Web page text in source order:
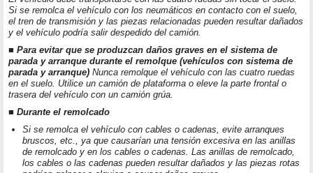
Si se remolca el vehículo con los neumáticos en contacto con el suelo,
el tren de transmisión y las piezas relacionadas pueden resultar dañados
y el vehículo podría salir despedido del camión.
■ Para evitar que se produzcan daños graves en el sistema de
parada y arranque durante el remolque (vehículos con sistema de
parada y arranque) Nunca remolque el vehículo con las cuatro ruedas
en el suelo. Utilice un camión de plataforma o eleve la parte frontal o
trasera del vehículo con un camión grúa.
■ Durante el remolcado
Si se remolca el vehículo con cables o cadenas, evite arranques
bruscos, etc., ya que causarían una tensión excesiva en las anillas
de remolcado y en los cables o cadenas. Las anillas de remolcado,
los cables o las cadenas pueden resultar dañados y las piezas rotas